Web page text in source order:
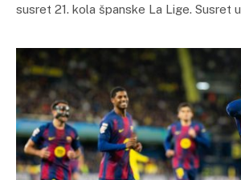
susret 21. kola španske La Lige. Susret